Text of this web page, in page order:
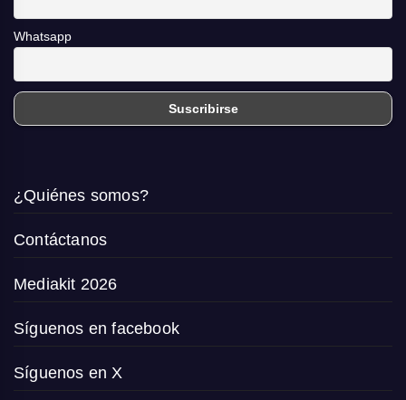
Whatsapp
¿Quiénes somos?
Contáctanos
Mediakit 2026
Síguenos en facebook
Síguenos en X